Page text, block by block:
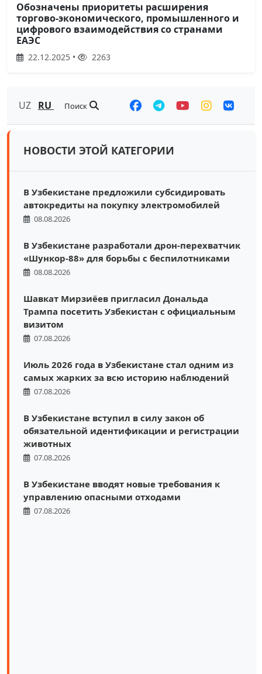
Обозначены приоритеты расширения
торгово-экономического, промышленного и
цифрового взаимодействия со странами
ЕАЭС
22.12.2025 • 2263
UZ RU Поиск
НОВОСТИ ЭТОЙ КАТЕГОРИИ
В Узбекистане предложили субсидировать
автокредиты на покупку электромобилей
08.08.2026
В Узбекистане разработали дрон-перехватчик
«Шункор-88» для борьбы с беспилотниками
08.08.2026
Шавкат Мирзиёев пригласил Дональда
Трампа посетить Узбекистан с официальным
визитом
07.08.2026
Июль 2026 года в Узбекистане стал одним из
самых жарких за всю историю наблюдений
07.08.2026
В Узбекистане вступил в силу закон об
обязательной идентификации и регистрации
животных
07.08.2026
В Узбекистане вводят новые требования к
управлению опасными отходами
07.08.2026